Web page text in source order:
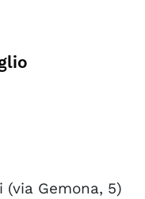
(via Gemona, 5)